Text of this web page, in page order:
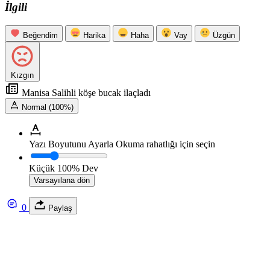
İlgili
Beğendim Harika Haha Vay Üzgün
Kızgın
Manisa Salihli köşe bucak ilaçladı
Normal (100%)
Yazı Boyutunu Ayarla Okuma rahatlığı için seçin
Küçük 100% Dev
Varsayılana dön
0 Paylaş